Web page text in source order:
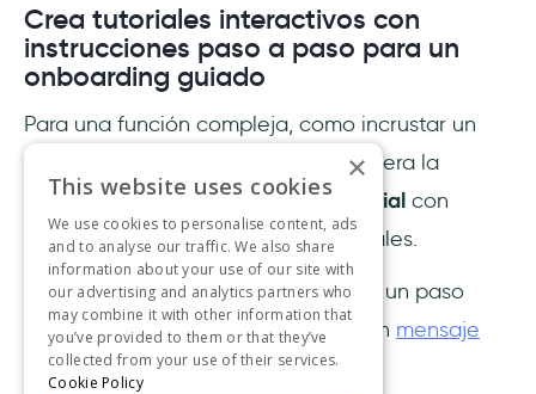
Crea tutoriales interactivos con
instrucciones paso a paso para un
onboarding guiado
Para una función compleja, como incrustar un
código en tu aplicación web, considera la
posibilidadde proporcionar un tutorial con
pasos claros y demostraciones visuales.
Si un usuario se queda atascado en un paso
concreto, ofrécele un tooltip útil o un mensaje
dentro de la aplicación.
×
This website uses cookies
We use cookies to personalise content, ads
and to analyse our traffic. We also share
information about your use of our site with
our advertising and analytics partners who
may combine it with other information that
you’ve provided to them or that they’ve
collected from your use of their services.
Cookie Policy